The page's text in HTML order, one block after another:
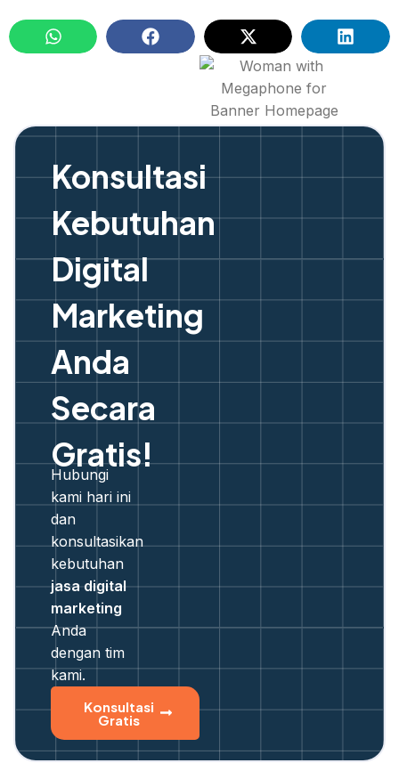
Konsultasi
Kebutuhan
Digital
Marketing
Anda
Secara
Gratis!
Hubungi
kami hari ini
dan
konsultasikan
kebutuhan
jasa digital
marketing
Anda
dengan tim
kami.
Konsultasi
Gratis